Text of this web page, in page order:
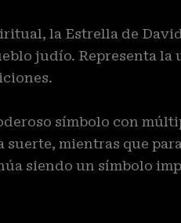
la Estrella de
judío. Representa
símbolo con
mientras que
siendo un símbolo